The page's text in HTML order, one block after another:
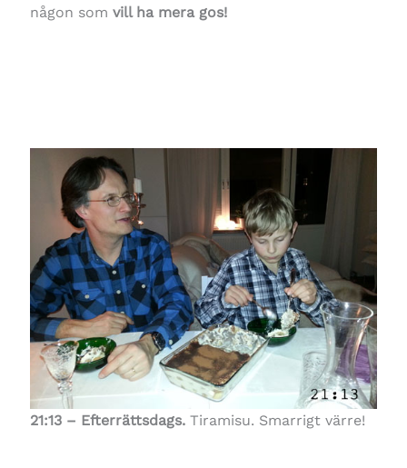
någon som vill ha mera gos!
21:13 – Efterrättsdags.Tiramisu. Smarrigt värre!